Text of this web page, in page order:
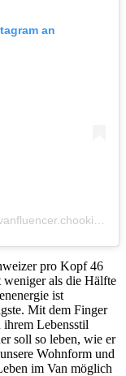
an
pro Kopf 46
weniger als die Hälfte
ist
Mit dem Finger
ihrem Lebensstil
soll so leben, wie er
Wohnform und
im Van möglich